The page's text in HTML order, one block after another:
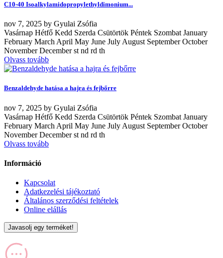
C10-40 Isoalkylamidopropylethyldimonium...
nov 7, 2025 by Gyulai Zsófia
Vasárnap Hétfő Kedd Szerda Csütörtök Péntek Szombat January
February March April May June July August September October
November December st nd rd th
Olvass tovább
Benzaldehyde hatása a hajra és fejbőrre
nov 7, 2025 by Gyulai Zsófia
Vasárnap Hétfő Kedd Szerda Csütörtök Péntek Szombat January
February March April May June July August September October
November December st nd rd th
Olvass tovább
Információ
Kapcsolat
Adatkezelési tájékoztató
Általános szerződési feltételek
Online elállás
Javasolj egy terméket!